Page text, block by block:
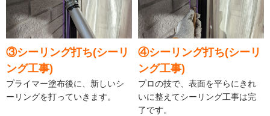
③シーリング打ち(シーリ
ング工事)
プライマー塗布後に、新しいシ
ーリングを打っていきます。
④シーリング打ち(シーリ
ング工事)
プロの技で、表面を平らにきれ
いに整えてシーリング工事は完
了です。